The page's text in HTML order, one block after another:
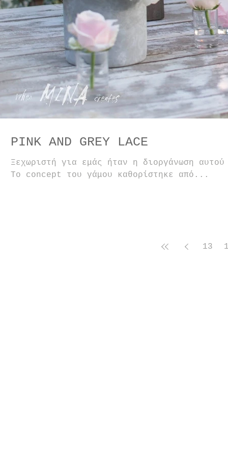
PINK AND GREY LACE
Ξεχωριστή για εμάς ήταν η διοργάνωση
Το concept του γάμου καθορίστηκε από...
13